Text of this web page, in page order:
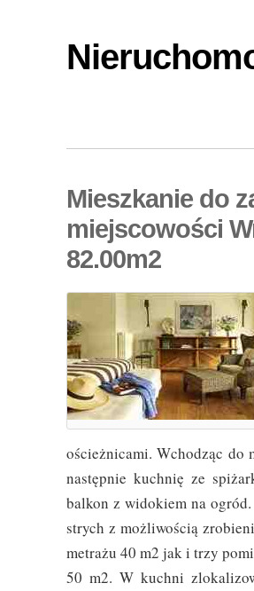
Mieszkanie do
miejscowości
82.00m2
ościeżnicami. Wchodząc do
następnie kuchnię ze
balkon z widokiem na
strych z możliwością
metrażu 40 m2 jak i trzy
50 m2. W kuchni